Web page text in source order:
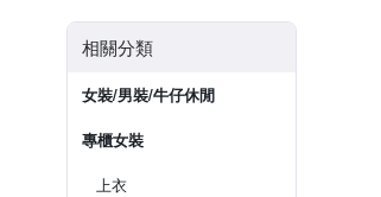
相關分類
女裝/男裝/牛仔休閒
專櫃女裝
上衣